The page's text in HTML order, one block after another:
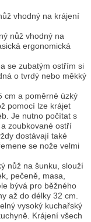
vhodný na krájení
nůž vhodný na
ergonomická
se zubatým ostřím si
o tvrdý nebo měkký
cm a poměrné úzký
pomocí lze krájet
Je nutno počítat s
zoubkované ostří
dostávají také
se nože velmi
nůž na šunku, slouží
pečeně, masa,
bývá pro běžného
až do délky 32 cm.
vysoký kuchařský
Krájení všech